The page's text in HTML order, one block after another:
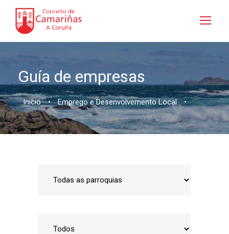
Guía de empresas
Inicio • Emprego e Desenvolvemento Local •